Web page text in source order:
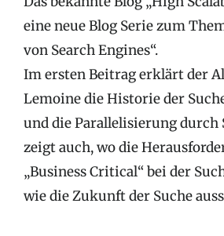
eine neue Blog Serie zum
von Search Engines“.
Im ersten Beitrag erklärt der
Lemoine die Historie der
und die Parallelisierung durch
zeigt auch, wo die
„Business Critical“ bei der
wie die Zukunft der Suche